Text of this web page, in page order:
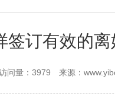
签订有效的
问量：3979 来源：